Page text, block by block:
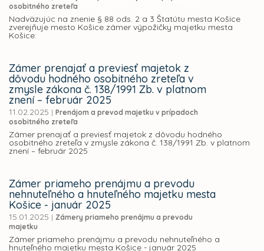
osobitného zreteľa
Nadväzujúc na znenie § 88 ods. 2 a 3 Štatútu mesta Košice
zverejňuje mesto Košice zámer výpožičky majetku mesta
Košice:
Zámer prenajať a previesť majetok z
dôvodu hodného osobitného zreteľa v
zmysle zákona č. 138/1991 Zb. v platnom
znení – február 2025
11.02.2025 | Prenájom a prevod majetku v prípadoch
osobitného zreteľa
Zámer prenajať a previesť majetok z dôvodu hodného
osobitného zreteľa v zmysle zákona č. 138/1991 Zb. v platnom
znení – február 2025
Zámer priameho prenájmu a prevodu
nehnuteľného a hnuteľného majetku mesta
Košice - január 2025
15.01.2025 | Zámery priameho prenájmu a prevodu
majetku
Zámer priameho prenájmu a prevodu nehnuteľného a
hnuteľného majetku mesta Košice - január 2025